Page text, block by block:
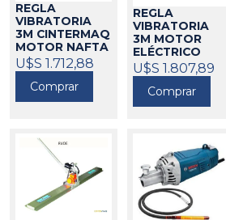
REGLA
VIBRATORIA
3M CINTERMAQ
MOTOR NAFTA
HONDA 218017
U$S 1.712,88
Comprar
REGLA
VIBRATORIA
3M MOTOR
ELÉCTRICO
CINTERMAQ
218031
U$S 1.807,89
Comprar